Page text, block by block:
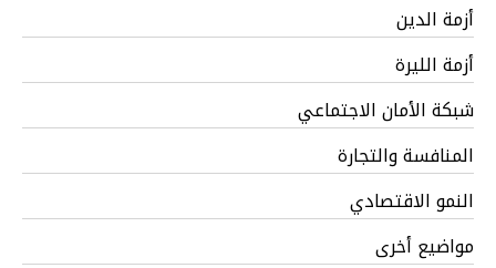
أزمة الدين
أزمة الليرة
شبكة الأمان الاجتماعي
المنافسة والتجارة
النمو الاقتصادي
مواضيع أخرى